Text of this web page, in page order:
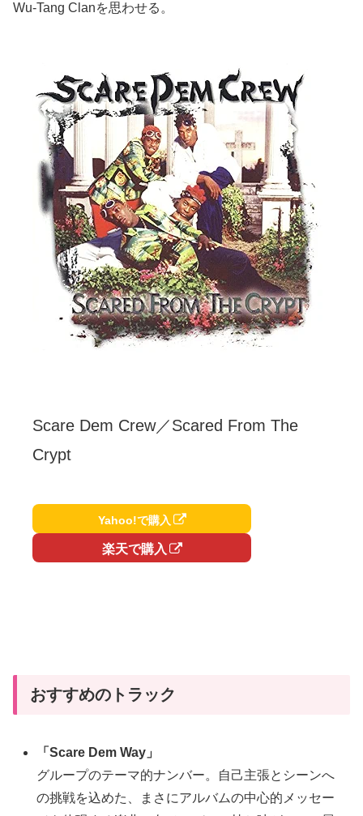
Wu-Tang Clanを思わせる。
Scare Dem Crew／Scared From The
Crypt
Yahoo!で購入
楽天で購入
おすすめのトラック
「Scare Dem Way」
グループのテーマ的ナンバー。自己主張とシーンへ
の挑戦を込めた、まさにアルバムの中心的メッセー